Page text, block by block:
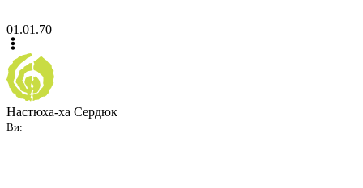
01.01.70
Настюха-ха Сердюк
Ви: